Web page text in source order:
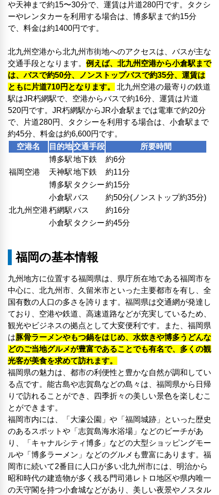
や天神まで約15〜30分で、運賃は片道280円です。タクシ
ーやレンタカーを利用する場合は、博多駅まで約15分
で、料金は約1400円です。
北九州空港から北九州市街地へのアクセスは、バスが主な
交通手段となります。 例えば、北九州空港から小倉駅まで
は、バスで約50分、ノンストップバスで約35分、運賃は
ともに片道710円となります。
北九州空港の最寄りの鉄道
駅はJR朽網駅で、空港からバスで約16分、運賃は片道
520円です。JR朽網駅からJR小倉駅までは電車で約20分
で、片道280円、タクシーを利用する場合は、小倉駅まで
約45分、料金は約6,600円です。
空港名
目的地交通手段 所要時間
福岡空港
博多駅地下鉄
約6分
天神駅地下鉄
約11分
博多駅 タクシー約15分
北九州空港
小倉駅バス
約50分(ノンストップ約35分)
朽網駅バス
約16分
小倉駅 タクシー約45分
福岡の基本情報
九州地方に位置する福岡県は、県庁所在地である福岡市を
中心に、北九州市、久留米市といった主要都市を有し、全
国有数の人口の多さを誇ります。福岡県は交通網が発達し
ており、空港や鉄道、高速道路などが充実しているため、
観光やビジネスの拠点として大変便利です。また、福岡県
は豚骨ラーメンやもつ鍋をはじめ、水炊きや博多うどんな
どのご当地グルメが豊富であることでも有名で、多くの観
光客が美食を求めて訪れます。
福岡県の魅力は、都市の利便性と豊かな自然が調和してい
る点です。能古島や志賀島などの島々は、福岡県から日帰
りで訪れることができ、四季折々の美しい景色を楽しむこ
とができます。
福岡市内には、「大濠公園」や「福岡城跡」といった歴史
のあるスポットや「志賀島海水浴場」などのビーチがあ
り、「キャナルシティ博多」などの大型ショッピングモー
ルや「博多ラーメン」などのグルメも豊富にあります。福
岡市に続いて2番目に人口が多い北九州市には、明治から
昭和時代の建造物が多く残る門司港レトロ地区や県内唯一
の天守閣を持つ小倉城などがあり、美しい夜景やノスタル